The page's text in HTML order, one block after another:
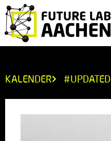
KALENDER